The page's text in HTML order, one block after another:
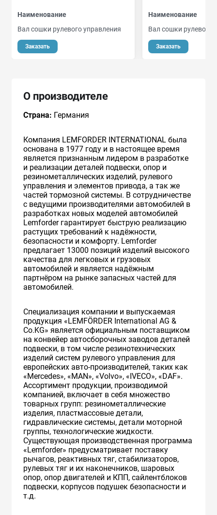
Наименование
Вал сошки рулевого управления
Заказать
Наименование
Вал сошки рулевого
Заказать
О производителе
Страна: Германия
Компания LEMFORDER INTERNATIONAL была
основана в 1977 году и в настоящее время
является признанным лидером в разработке
и реализации деталей подвески, опор и
резинометаллических изделий, рулевого
управления и элементов привода, а так же
частей тормозной системы. В сотрудничестве
с ведущими производителями автомобилей в
разработках новых моделей автомобилей
Lemforder гарантирует быструю реализацию
растущих требований к надёжности,
безопасности и комфорту. Lemforder
предлагает 13000 позиций изделий высокого
качества для легковых и грузовых
автомобилей и является надёжным
партнёром на рынке запасных частей для
автомобилей.
Специализация компании и выпускаемая
продукция «LEMFÖRDER International AG &
Co.KG» является официальным поставщиком
на конвейер автосборочных заводов деталей
подвески, в том числе резинотехнических
изделий систем рулевого управления для
европейских авто-производителей, таких как
«Mercedes», «MAN», «Volvo», «IVECO», «DAF».
Ассортимент продукции, производимой
компанией, включает в себя множество
товарных групп: резинометаллические
изделия, пластмассовые детали,
гидравлические системы, детали моторной
группы, технологические жидкости.
Существующая производственная программа
«Lemforder» предусматривает поставку
рычагов, реактивных тяг, стабилизаторов,
рулевых тяг и их наконечников, шаровых
опор, опор двигателей и КПП, сайлентблоков
подвески, корпусов подушек безопасности и
т.д.